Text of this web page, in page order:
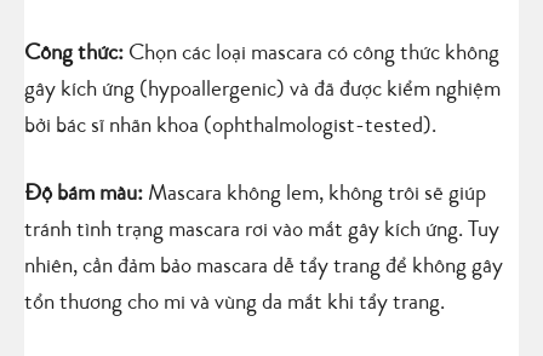
Công thức: Chọn các loại mascara có công thức không
gây kích ứng (hypoallergenic) và đã được kiểm nghiệm
bởi bác sĩ nhãn khoa (ophthalmologist-tested).
Độ bám màu: Mascara không lem, không trôi sẽ giúp
tránh tình trạng mascara rơi vào mắt gây kích ứng. Tuy
nhiên, cần đảm bảo mascara dễ tẩy trang để không gây
tổn thương cho mi và vùng da mắt khi tẩy trang.